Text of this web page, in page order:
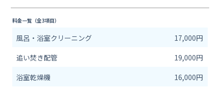
料金一覧（全3項目）
風呂・浴室クリーニング
17,000円
追い焚き配管
19,000円
浴室乾燥機
16,000円